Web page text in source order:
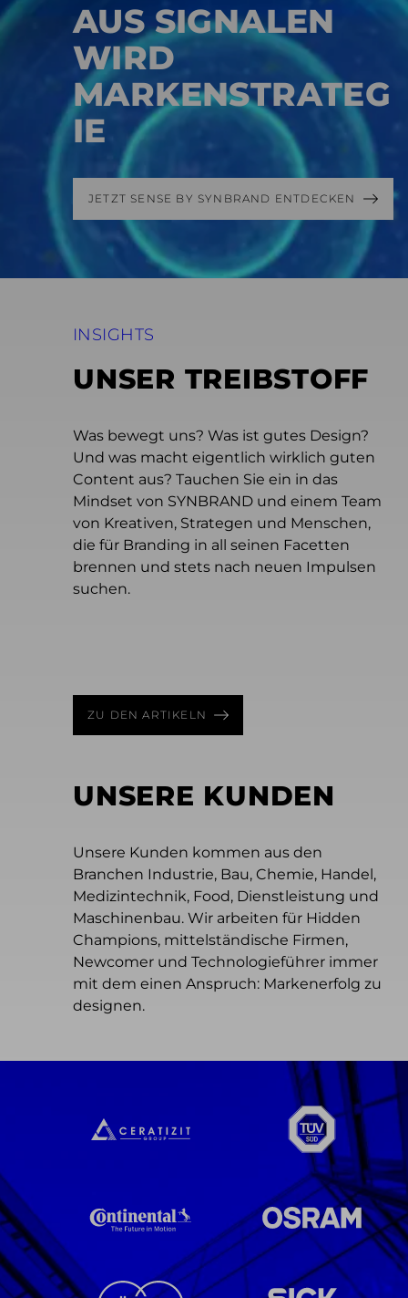
AUS SIGNALEN
WIRD
MARKENSTRATEG
IE
JETZT SENSE BY SYNBRAND ENTDECKEN
INSIGHTS
UNSER TREIBSTOFF
Was bewegt uns? Was ist gutes Design?
Und was macht eigentlich wirklich guten
Content aus? Tauchen Sie ein in das
Mindset von SYNBRAND und einem Team
von Kreativen, Strategen und Menschen,
die für Branding in all seinen Facetten
brennen und stets nach neuen Impulsen
suchen.
Juli 17, 2026 - 7 Min Lesezeit
Mythos Gelbes Trikot
Wie das Gelbe Trikot verdeutlicht, warum
starke Marken Mut zur Langfristigkeit
Juni 22, 2026 - 6 Min Lesezeit
Content macht noch keine Marke
Wenn KI mehr Content möglich macht,
April 22, 2026 - 4 Min Lesezeit
Werden wir immer unkreativer?
ZU DEN ARTIKELN
UNSERE KUNDEN
Unsere Kunden kommen aus den
Branchen Industrie, Bau, Chemie, Handel,
Medizintechnik, Food, Dienstleistung und
Maschinenbau. Wir arbeiten für Hidden
Champions, mittelständische Firmen,
Newcomer und Technologieführer immer
mit dem einen Anspruch: Markenerfolg zu
designen.